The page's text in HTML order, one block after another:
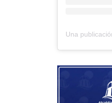
Una publicación